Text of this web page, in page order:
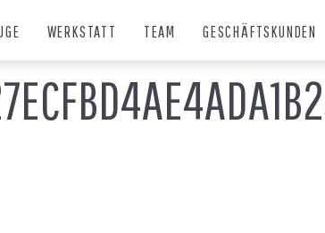
WERKSTATT TEAM GESCHÄFTSKUNDEN